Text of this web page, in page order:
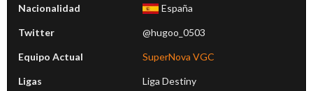
Nacionalidad España
Twitter @hugoo_0503
Equipo Actual SuperNova VGC
Ligas Liga Destiny